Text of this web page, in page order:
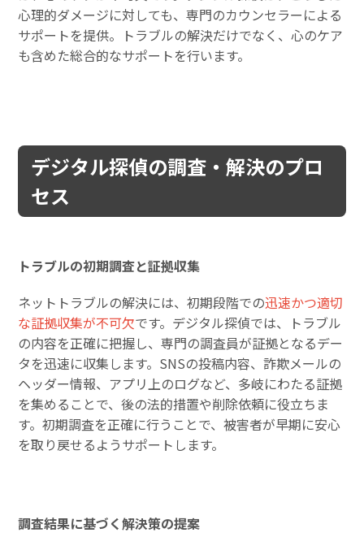
心理的ダメージに対しても、専門のカウンセラーによる
サポートを提供。トラブルの解決だけでなく、心のケア
も含めた総合的なサポートを行います。
デジタル探偵の調査・解決のプロ
セス
トラブルの初期調査と証拠収集
ネットトラブルの解決には、初期段階での迅速かつ適切
な証拠収集が不可欠です。デジタル探偵では、トラブル
の内容を正確に把握し、専門の調査員が証拠となるデー
タを迅速に収集します。SNSの投稿内容、詐欺メールの
ヘッダー情報、アプリ上のログなど、多岐にわたる証拠
を集めることで、後の法的措置や削除依頼に役立ちま
す。初期調査を正確に行うことで、被害者が早期に安心
を取り戻せるようサポートします。
調査結果に基づく解決策の提案